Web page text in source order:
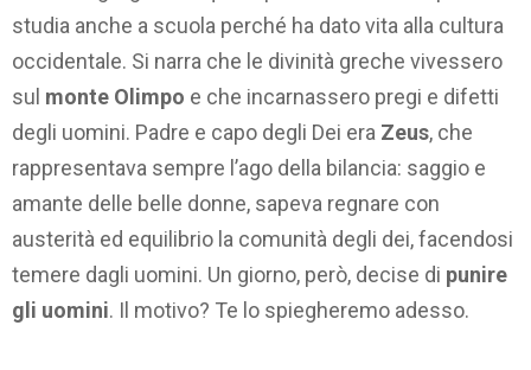
studia anche a scuola perché ha dato vita alla cultura
occidentale. Si narra che le divinità greche vivessero
sul monte Olimpo e che incarnassero pregi e difetti
degli uomini. Padre e capo degli Dei era Zeus, che
rappresentava sempre l’ago della bilancia: saggio e
amante delle belle donne, sapeva regnare con
austerità ed equilibrio la comunità degli dei, facendosi
temere dagli uomini. Un giorno, però, decise di punire
gli uomini. Il motivo? Te lo spiegheremo adesso.